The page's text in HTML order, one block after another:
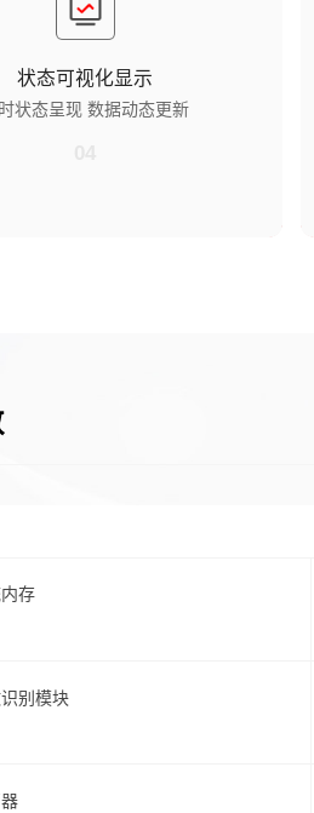
状态可视化显示
状态呈现 数据动态更新
当前对讲状态（空闲 / 通话中）、报
新
基础管控数据，助力民警直观掌握区
存
别模块